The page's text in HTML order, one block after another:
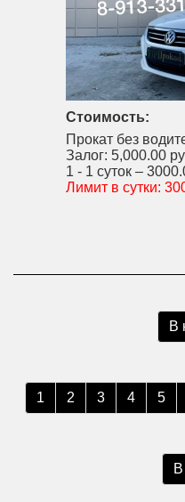
Стоимость:
Прокат без
Залог: 5,000.00
1 - 1 суток –
Лимит в сутки:
В
1 2 3 4 5